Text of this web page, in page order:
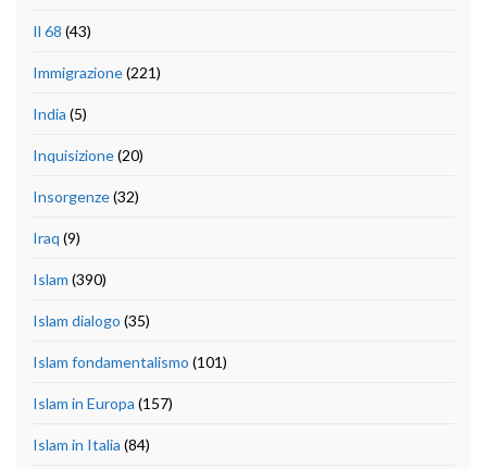
Il 68 (43)
Immigrazione(221)
India (5)
Inquisizione(20)
Insorgenze(32)
Iraq (9)
Islam (390)
Islam dialogo (35)
Islam fondamentalismo (101)
Islam in Europa (157)
Islam in Italia (84)